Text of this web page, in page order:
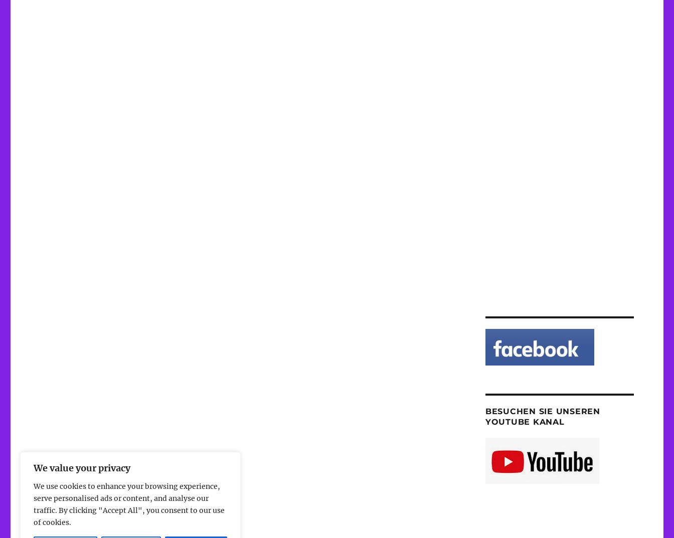
We value your privacy
We use cookies to enhance your browsing experience,
serve personalised ads or content, and analyse our
traffic. By clicking "Accept All", you consent to our use
of cookies.
BESUCHEN SIE UNSEREN
YOUTUBE KANAL